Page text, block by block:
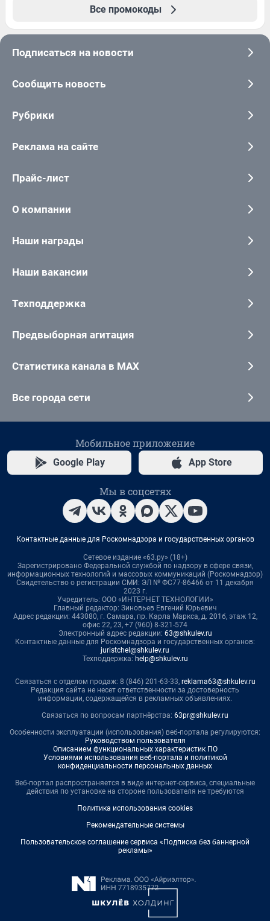
Все промокоды
Подписаться на новости
Сообщить новость
Рубрики
Реклама на сайте
Прайс-лист
О компании
Наши награды
Наши вакансии
Техподдержка
Предвыборная агитация
Статистика канала в MAX
Все города сети
Мобильное приложение
Google Play App Store
Мы в соцсетях
Контактные данные для Роскомнадзора и государственных органов
Сетевое издание «63.ру» (18+)
Зарегистрировано Федеральной службой по надзору в сфере связи,
информационных технологий и массовых коммуникаций (Роскомнадзор)
Свидетельство о регистрации СМИ: ЭЛ № ФС77-86466 от 11 декабря
2023 г.
Учредитель: ООО «ИНТЕРНЕТ ТЕХНОЛОГИИ»
Главный редактор: Зиновьев Евгений Юрьевич
Адрес редакции: 443080, г. Самара, пр. Карла Маркса, д. 201б, этаж 12,
офис 22, 23, +7 (960) 8-321-574
Электронный адрес редакции: 63@shkulev.ru
Контактные данные для Роскомнадзора и государственных органов:
juristchel@shkulev.ru
Техподдержка: help@shkulev.ru
Связаться с отделом продаж: 8 (846) 201-63-33, reklama63@shkulev.ru
Редакция сайта не несет ответственности за достоверность
информации, содержащейся в рекламных объявлениях.
Связаться по вопросам партнёрства: 63pr@shkulev.ru
Особенности эксплуатации (использования) веб-портала регулируются:
Руководством пользователя
Описанием функциональных характеристик ПО
Условиями использования веб-портала и политикой
конфиденциальности персональных данных
Веб-портал распространяется в виде интернет-сервиса, специальные
действия по установке на стороне пользователя не требуются
Политика использования cookies
Рекомендательные системы
Пользовательское соглашение сервиса «Подписка без баннерной
рекламы»